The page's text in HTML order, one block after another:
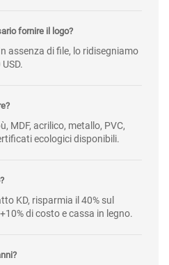
fornire il logo?
assenza di file, lo ridisegniamo
MDF, acrilico, metallo, PVC,
ecologici disponibili.
KD, risparmia il 40% sul
di costo e cassa in legno.